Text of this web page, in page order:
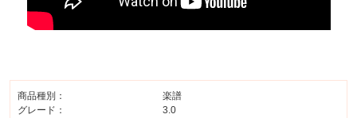
商品種別：
楽譜
グレード：
3.0